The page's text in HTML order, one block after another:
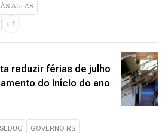
AULAS
+ 1
reduzir férias de julho
do início do ano
SEDUC GOVERNO RS